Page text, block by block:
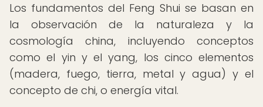
Los fundamentos del Feng Shui se basan en
la observación de la naturaleza y la
cosmología china, incluyendo conceptos
como el yin y el yang, los cinco elementos
(madera, fuego, tierra, metal y agua) y el
concepto de chi, o energía vital.